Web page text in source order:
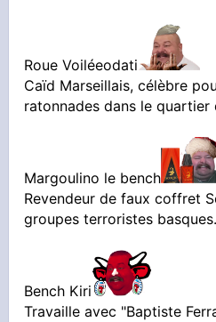
Roue Voiléeodati
Caïd Marseillais, célèbre
ratonnades dans le quartier
Margoulino le bench
Revendeur de faux coffret
groupes terroristes basques.
Bench Kiri
Travaille avec "Baptiste